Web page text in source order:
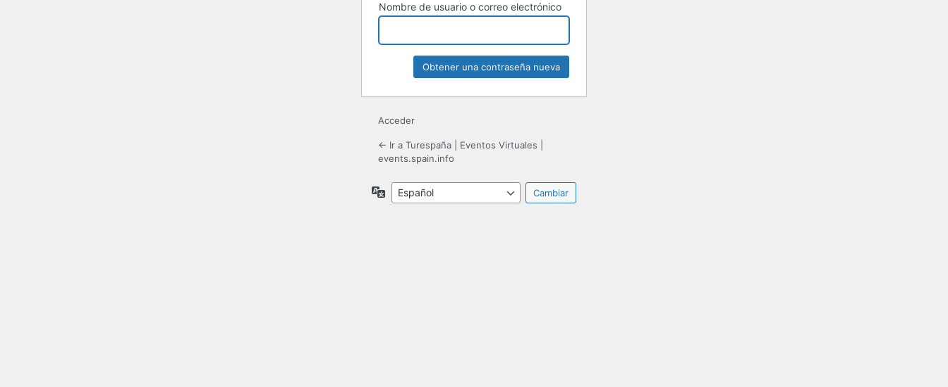
Nombre de usuario o correo electrónico
Acceder
← Ir a Turespaña | Eventos Virtuales |
events.spain.info
Idioma